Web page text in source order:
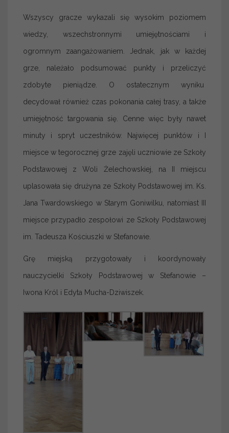
Wszyscy gracze wykazali się wysokim poziomem
wiedzy, wszechstronnymi umiejętnościami i
ogromnym zaangażowaniem. Jednak, jak w każdej
grze, należało podsumować punkty i przeliczyć
zdobyte pieniądze. O ostatecznym wyniku
decydował również czas pokonania całej trasy, a także
umiejętność targowania się. Cenne więc były nawet
minuty i spryt uczestników. Najwięcej punktów i I
miejsce w tegorocznej grze zajęli uczniowie ze Szkoły
Podstawowej z Woli Żelechowskiej, na II miejscu
uplasowała się drużyna ze Szkoły Podstawowej im. Ks.
Jana Twardowskiego w Starym Goniwilku, natomiast III
miejsce przypadło zespołowi ze Szkoły Podstawowej
im. Tadeusza Kościuszki w Stefanowie.
Grę miejską przygotowały i koordynowały
nauczycielki Szkoły Podstawowej w Stefanowie –
Iwona Król i Edyta Mucha-Dziwiszek.